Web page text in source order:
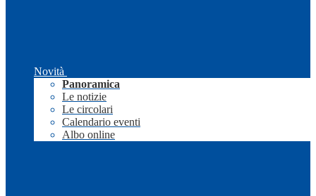
Novità
Panoramica
Le notizie
Le circolari
Calendario eventi
Albo online